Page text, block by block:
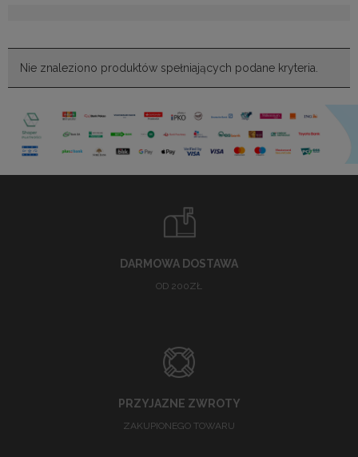
Nie znaleziono produktów spełniających podane kryteria.
DARMOWA DOSTAWA
OD 200ZŁ
PRZYJAZNE ZWROTY
ZAKUPIONEGO TOWARU